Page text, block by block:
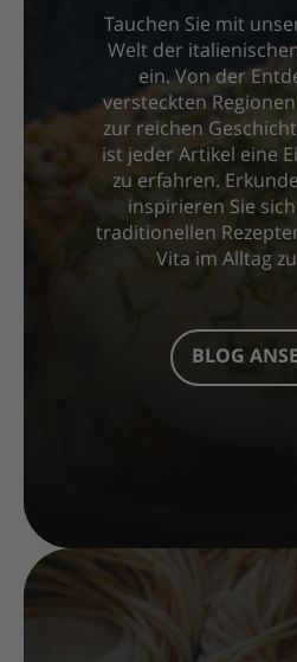
Tauchen Sie mit
Welt der
ein. Von der
versteckten
zur reichen
ist jeder Artikel eine
zu erfahren.
inspirieren Sie
traditionellen
Vita im Alltag
BLOG